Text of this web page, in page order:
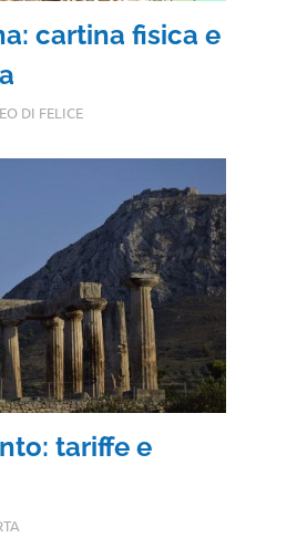
cartina fisica e
DI FELICE
tariffe e